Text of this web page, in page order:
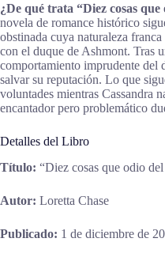
¿De qué trata “Diez cosas
novela de romance histórico
obstinada cuya naturaleza
con el duque de Ashmont. Tras
comportamiento imprudente del
salvar su reputación. Lo que
voluntades mientras Cassandra
encantador pero problemático
Detalles del Libro
Título: “Diez cosas que odio
Autor: Loretta Chase
Publicado: 1 de diciembre de